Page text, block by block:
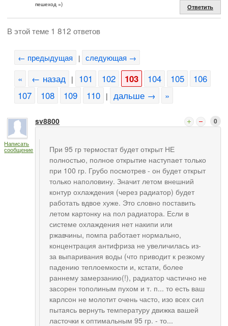
пешеход =) Ответить
В этой теме 1 812 ответов
← предыдущая | следующая →
« ← назад | 101 102 103 104 105
106
107
108 109 110 | дальше → »
Написать
сообщение
sv8800 0
При 95 гр термостат будет открыт НЕ
полностью, полное открытие наступает только
при 100 гр. Грубо посмотрев - он будет открыт
только наполовину. Значит летом внешний
контур охлаждения (через радиатор) будет
работать вдвое хуже. Это словно поставить
летом картонку на пол радиатора. Если в
системе охлаждения нет накипи или
ржавчины, помпа работает нормально,
концентрация антифриза не увеличилась из-
за выпаривания воды (что приводит к резкому
падению теплоемкости и, кстати, более
раннему замерзанию(!), радиатор частично не
засорен тополиным пухом и т. п... то есть ваш
карлсон не молотит очень часто, изо всех сил
пытаясь вернуть температуру движка вашей
ласточки к оптимальным 95 гр. - то...